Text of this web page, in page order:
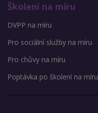
Školení na míru
DVPP na míru
Pro sociální služby na míru
Pro chůvy na míru
Poptávka po školení na míru